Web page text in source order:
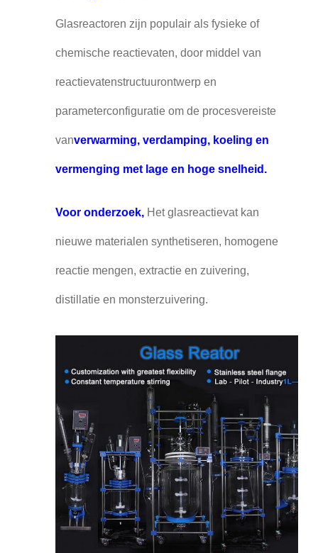
Glasreactoren zijn populair als fysieke of
chemische reactievaten, door middel van
reactievatenstructuurontwerp en
parameterconfiguratie om de procesvereiste
vanverwarming, verdamping, koeling en
vermenging met lage en hoge snelheid.
Voor onderzoek, Het glasreactievat kan
nieuwe materialen synthetiseren, homogene
reactie mengen, extractie en zuivering,
distillatie en monsterzuivering.